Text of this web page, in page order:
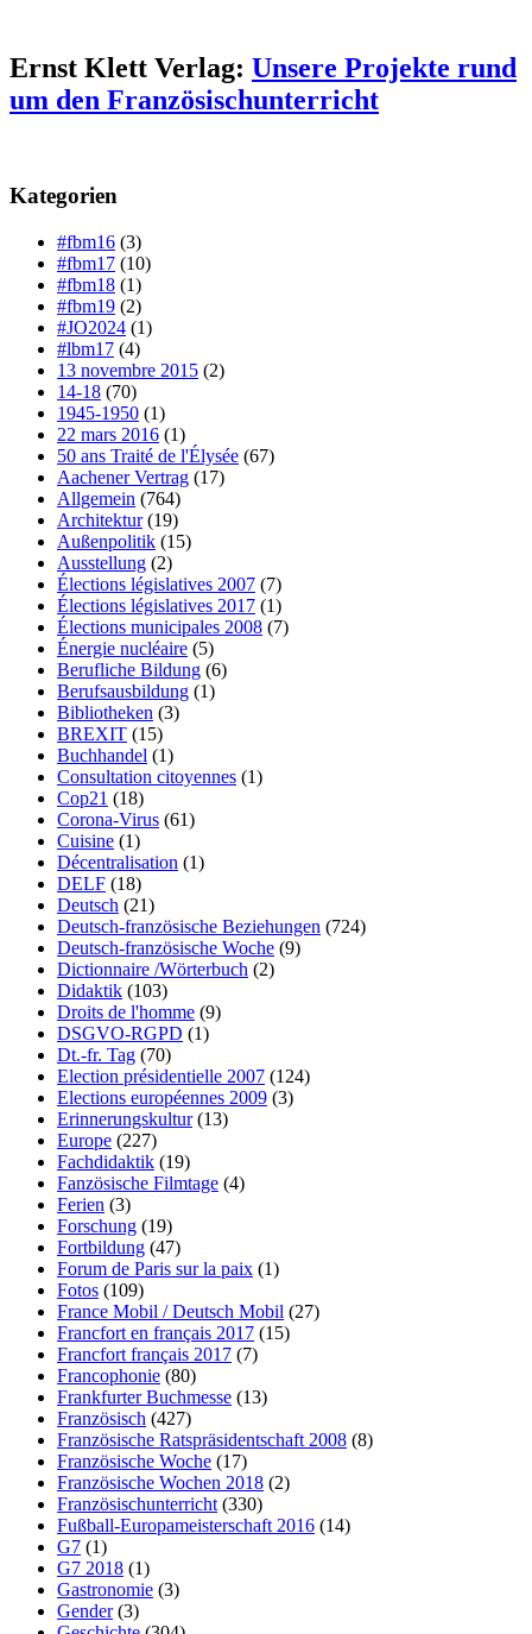
Ernst Klett Verlag: Unsere Projekte rund
um den Französischunterricht
Kategorien
#fbm16 (3)
#fbm17 (10)
#fbm18 (1)
#fbm19 (2)
#JO2024 (1)
#lbm17 (4)
13 novembre 2015 (2)
14-18 (70)
1945-1950 (1)
22 mars 2016 (1)
50 ans Traité de l'Élysée (67)
Aachener Vertrag (17)
Allgemein (764)
Architektur(19)
Außenpolitik (15)
Ausstellung (2)
Élections législatives 2007 (7)
Élections législatives 2017 (1)
Élections municipales 2008 (7)
Énergie nucléaire (5)
Berufliche Bildung (6)
Berufsausbildung (1)
Bibliotheken (3)
BREXIT (15)
Buchhandel (1)
Consultation citoyennes (1)
Cop21 (18)
Corona-Virus (61)
Cuisine (1)
Décentralisation (1)
DELF (18)
Deutsch (21)
Deutsch-französische Beziehungen (724)
Deutsch-französische Woche (9)
Dictionnaire /Wörterbuch (2)
Didaktik (103)
Droits de l'homme (9)
DSGVO-RGPD (1)
Dt.-fr. Tag (70)
Election présidentielle 2007 (124)
Elections européennes 2009 (3)
Erinnerungskultur(13)
Europe (227)
Fachdidaktik (19)
Fanzösische Filmtage (4)
Ferien (3)
Forschung (19)
Fortbildung (47)
Forum de Paris sur la paix (1)
Fotos (109)
France Mobil / Deutsch Mobil (27)
Francfort en français 2017 (15)
Francfort français 2017 (7)
Francophonie (80)
Frankfurter Buchmesse (13)
Französisch (427)
Französische Ratspräsidentschaft 2008 (8)
Französische Woche (17)
Französische Wochen 2018 (2)
Französischunterricht (330)
Fußball-Europameisterschaft 2016 (14)
G7 (1)
G7 2018 (1)
Gastronomie (3)
Gender(3)